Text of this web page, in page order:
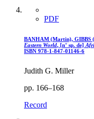
PDF
BANHAM (Martin), GIBBS
Eastern World, [n° sp. de]
ISBN 978-1-847-01146-6
Judith G. Miller
pp. 166–168
Record